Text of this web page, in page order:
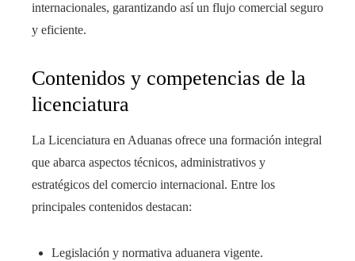
internacionales, garantizando así un flujo comercial seguro
y eficiente.
Contenidos y competencias de la
licenciatura
La Licenciatura en Aduanas ofrece una formación integral
que abarca aspectos técnicos, administrativos y
estratégicos del comercio internacional. Entre los
principales contenidos destacan:
Legislación y normativa aduanera vigente.